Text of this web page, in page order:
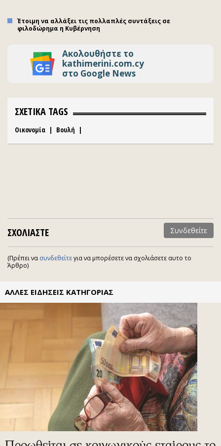
Έτοιμη να αλλάξει τις πολλαπλές συντάξεις σε
φιλοδώρημα η Κυβέρνηση
Ακολουθήστε το
kathimerini.com.cy
στο Google News
ΣΧΕΤΙΚΑ TAGS
Οικονομία | Βουλή |
ΣΧΟΛΙΑΣΤΕ Συνδεθείτε
(Πρέπει να συνδεθείτεγια να μπορέσετε να σχολιάσετε αυτο το
Άρθρο)
ΑΛΛΕΣ ΕΙΔΗΣΕΙΣ ΚΑΤΗΓΟΡΙΑΣ